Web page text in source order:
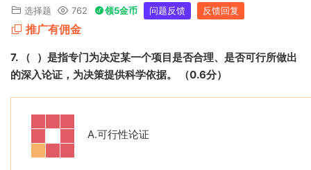
选择题 762 领5金币 问题反馈 反馈回复
推广有佣金
7. （
）是指专门为决定某一个项目是否合理、是否可行所做出
的深入论证，为决策提供科学依据。
（0.6分）
A.可行性论证